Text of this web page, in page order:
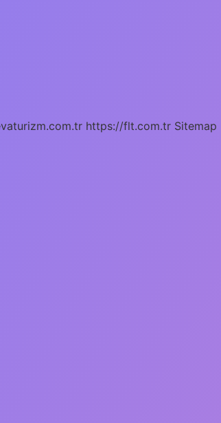
https://flt.com.tr Sitemap